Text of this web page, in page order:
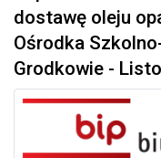
dostawę oleju
Ośrodka
Grodkowie -